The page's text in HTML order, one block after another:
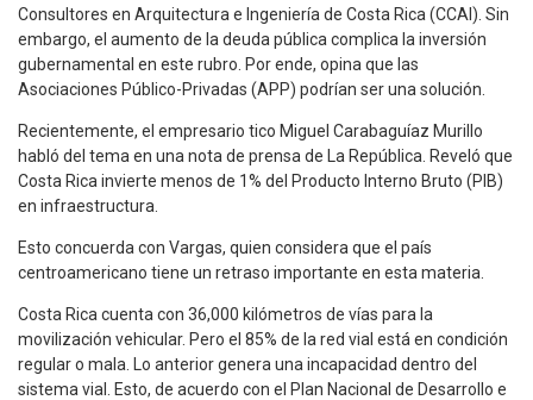
Consultores en Arquitectura e Ingeniería de Costa Rica (CCAI). Sin
embargo, el aumento de la deuda pública complica la inversión
gubernamental en este rubro. Por ende, opina que las
Asociaciones Público-Privadas (APP) podrían ser una solución.
Recientemente, el empresario tico Miguel Carabaguíaz Murillo
habló del tema en una nota de prensa de La República. Reveló que
Costa Rica invierte menos de 1% del Producto Interno Bruto (PIB)
en infraestructura.
Esto concuerda con Vargas, quien considera que el país
centroamericano tiene un retraso importante en esta materia.
Costa Rica cuenta con 36,000 kilómetros de vías para la
movilización vehicular. Pero el 85% de la red vial está en condición
regular o mala. Lo anterior genera una incapacidad dentro del
sistema vial. Esto, de acuerdo con el Plan Nacional de Desarrollo e